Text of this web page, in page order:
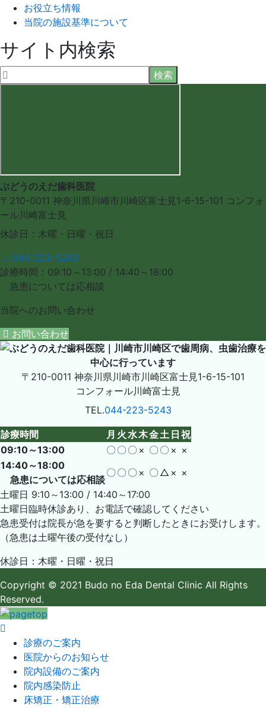
お役立ち情報
当院の施設基準について
サイト内検索
ぶどうのえだ歯科医院
〒210-0011 神奈川県川崎市川崎区富士見1-6-15-101 コンフォ
ール川崎富士見
休診日：木曜・日曜・祝日
044-223-5243
診療時間：09:10～13:00 / 14:40～18:00
急患については応相談
当院へのお問い合わせ
お問い合わせ
〒210-0011 神奈川県川崎市川崎区富士見1-6-15-101
コンフォール川崎富士見
TEL.044-223-5243
診療時間 月 火 水木金土 日 祝
09:10～13:00
〇 〇 〇 × 〇 〇 × ×
14:40～18:00
急患については応相談
〇 〇 〇 × 〇 △ × ×
土曜日 9:10～13:00 / 14:40～17:00
土曜日臨時休診あり、お電話で確認してください
急患受付は院長が急を要すると判断したときにお受けします。
（急患は土曜午後の受付なし）
休診日：木曜・日曜・祝日
Copyright © 2021 Budo no Eda Dental Clinic All Rights
Reserved.
診療のご案内
医院からのお知らせ
院内設備のご案内
院内感染防止
床矯正・矯正治療